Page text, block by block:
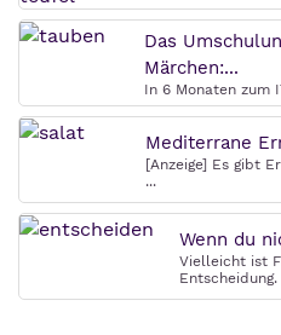
Das
Märchen:...
In 6 Monaten zum
Mediterrane
[Anzeige] Es gibt
...
Wenn du
Vielleicht ist
Entscheidung.